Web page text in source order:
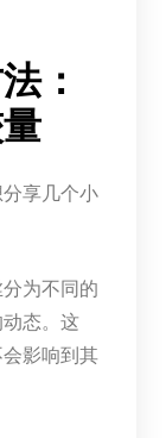
：
享几个小
为不同的
态。这
影响到其